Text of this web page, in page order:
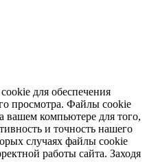
для обеспечения
просмотра. Файлы cookie
компьютере для того,
и точность нашего
случаях файлы cookie
работы сайта. Заходя